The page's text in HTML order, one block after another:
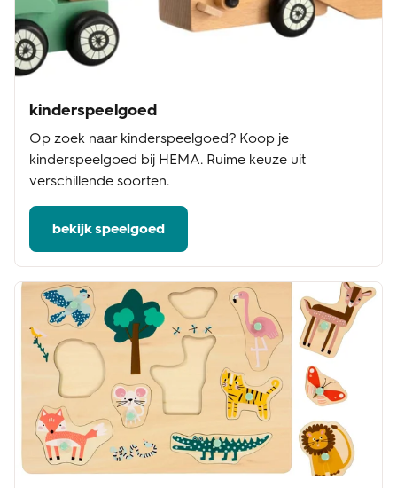
kinderspeelgoed
Op zoek naar kinderspeelgoed? Koop je
kinderspeelgoed bij HEMA. Ruime keuze uit
verschillende soorten.
bekijk speelgoed